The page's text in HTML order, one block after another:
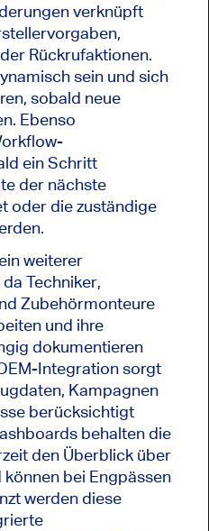
verknüpft
Rückrufaktionen.
sein und sich
sobald neue
Ebenso
ein Schritt
der nächste
oder die zuständige
weiterer
Techniker,
Zubehörmonteure
und ihre
dokumentieren
Integration sorgt
Kampagnen
berücksichtigt
behalten die
den Überblick über
bei Engpässen
werden diese